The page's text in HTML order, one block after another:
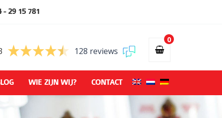
- 29 15 781
128 reviews
0
WIE ZIJN WIJ? CONTACT